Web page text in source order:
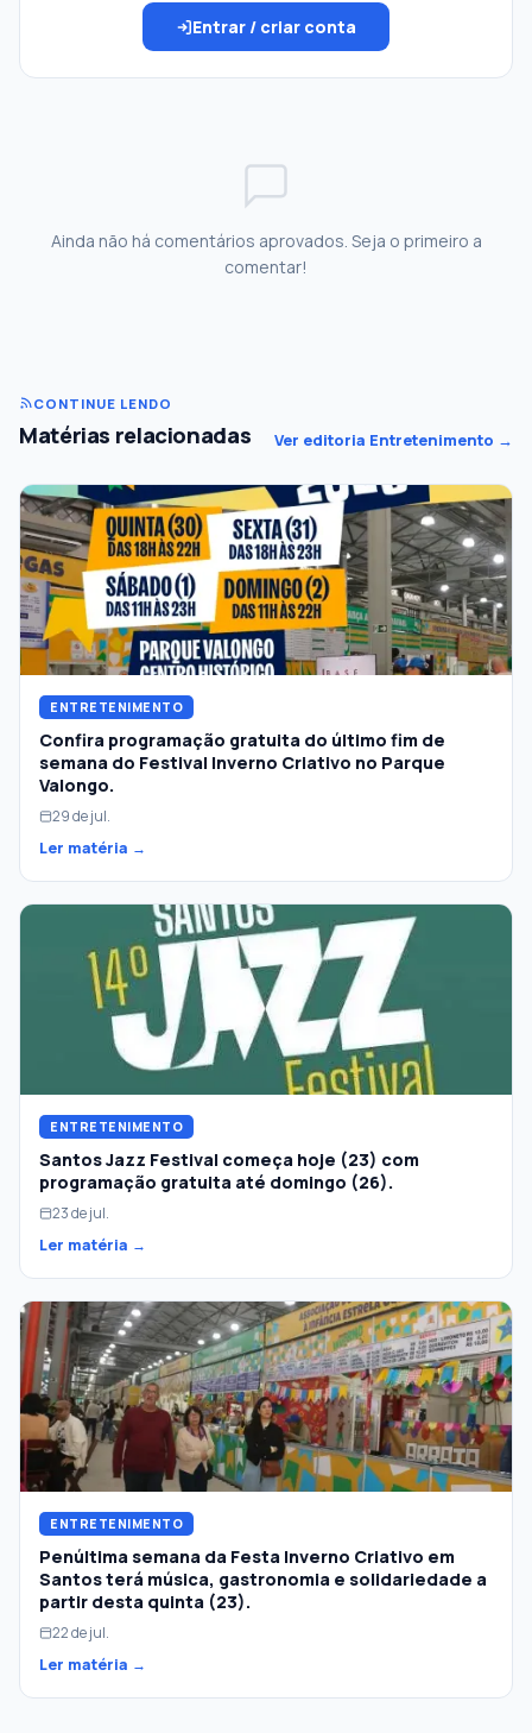
Entrar / criar conta
Ainda não há comentários aprovados. Seja o primeiro a
comentar!
CONTINUE LENDO
Matérias relacionadas Ver editoria Entretenimento →
ENTRETENIMENTO
Confira programação gratuita do último fim de
semana do Festival Inverno Criativo no Parque
Valongo.
29 de jul.
Ler matéria →
ENTRETENIMENTO
Santos Jazz Festival começa hoje (23) com
programação gratuita até domingo (26).
23 de jul.
Ler matéria →
ENTRETENIMENTO
Penúltima semana da Festa Inverno Criativo em
Santos terá música, gastronomia e solidariedade a
partir desta quinta (23).
22 de jul.
Ler matéria →